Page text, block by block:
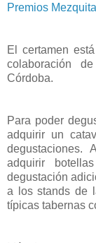
Premios Mezquita
El certamen
colaboración
Córdoba.
Para poder
adquirir un
degustaciones.
adquirir
degustación
a los stands de
típicas tabernas